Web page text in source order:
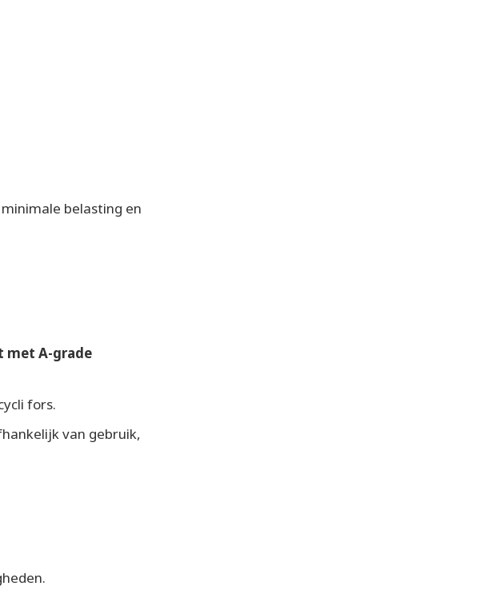
belasting en
met A-grade
fors.
van gebruik,